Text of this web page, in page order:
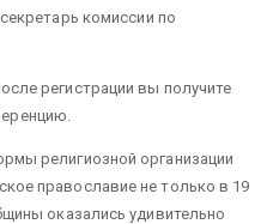
комиссии по
регистрации вы получите
религиозной организации
православие не только в 19
оказались удивительно